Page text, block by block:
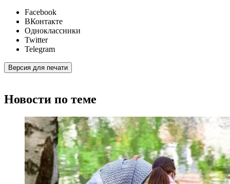
Facebook
ВКонтакте
Одноклассники
Twitter
Telegram
Версия для печати
Новости по теме